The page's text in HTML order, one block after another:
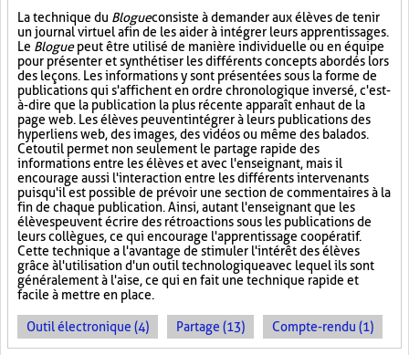
La technique du Blogueconsiste à demander aux élèves de tenir
un journal virtuel afin de les aider à intégrer leurs apprentissages.
Le Bloguepeut être utilisé de manière individuelle ou en équipe
pour présenter et synthétiser les différents concepts abordés lors
des leçons. Les informations y sont présentées sous la forme de
publications qui s'affichent en ordre chronologique inversé, c'est-
à-dire que la publication la plus récente apparaît en haut de la
page web. Les élèves peuvent intégrer à leurs publications des
hyperliens web, des images, des vidéos ou même des balados.
Cet outil permet non seulement le partage rapide des
informations entre les élèves et avec l'enseignant, mais il
encourage aussi l'interaction entre les différents intervenants
puisqu'il est possible de prévoir une section de commentaires à la
fin de chaque publication. Ainsi, autant l'enseignant que les
élèves peuvent écrire des rétroactions sous les publications de
leurs collègues, ce qui encourage l'apprentissage coopératif.
Cette technique a l'avantage de stimuler l'intérêt des élèves
grâce à l'utilisation d'un outil technologique avec lequel ils sont
généralement à l'aise, ce qui en fait une technique rapide et
facile à mettre en place.
Outil électronique (4) Partage (13) Compte-rendu (1)